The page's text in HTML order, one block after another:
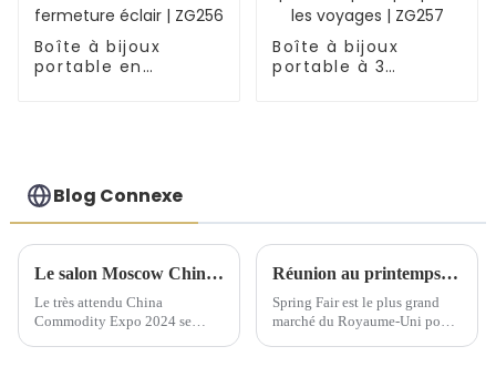
Boîte à bijoux
portable en
Boîte à bijoux
portable à 3
Blog Connexe
Le salon Moscow China Commodity Expo 2024 présente des solutions de stockage de qualité supérieure
Le très attendu China
Commodity Expo 2024 se
Réunion au printemps 2025 du Comité exécutif national de Birmingham
Spring Fair est le plus grand
marché du Royaume-Uni pour